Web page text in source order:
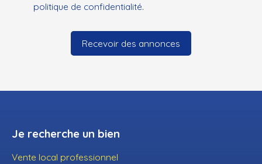
politique de confidentialité.
Recevoir des annonces
Je recherche un bien
Vente local professionnel